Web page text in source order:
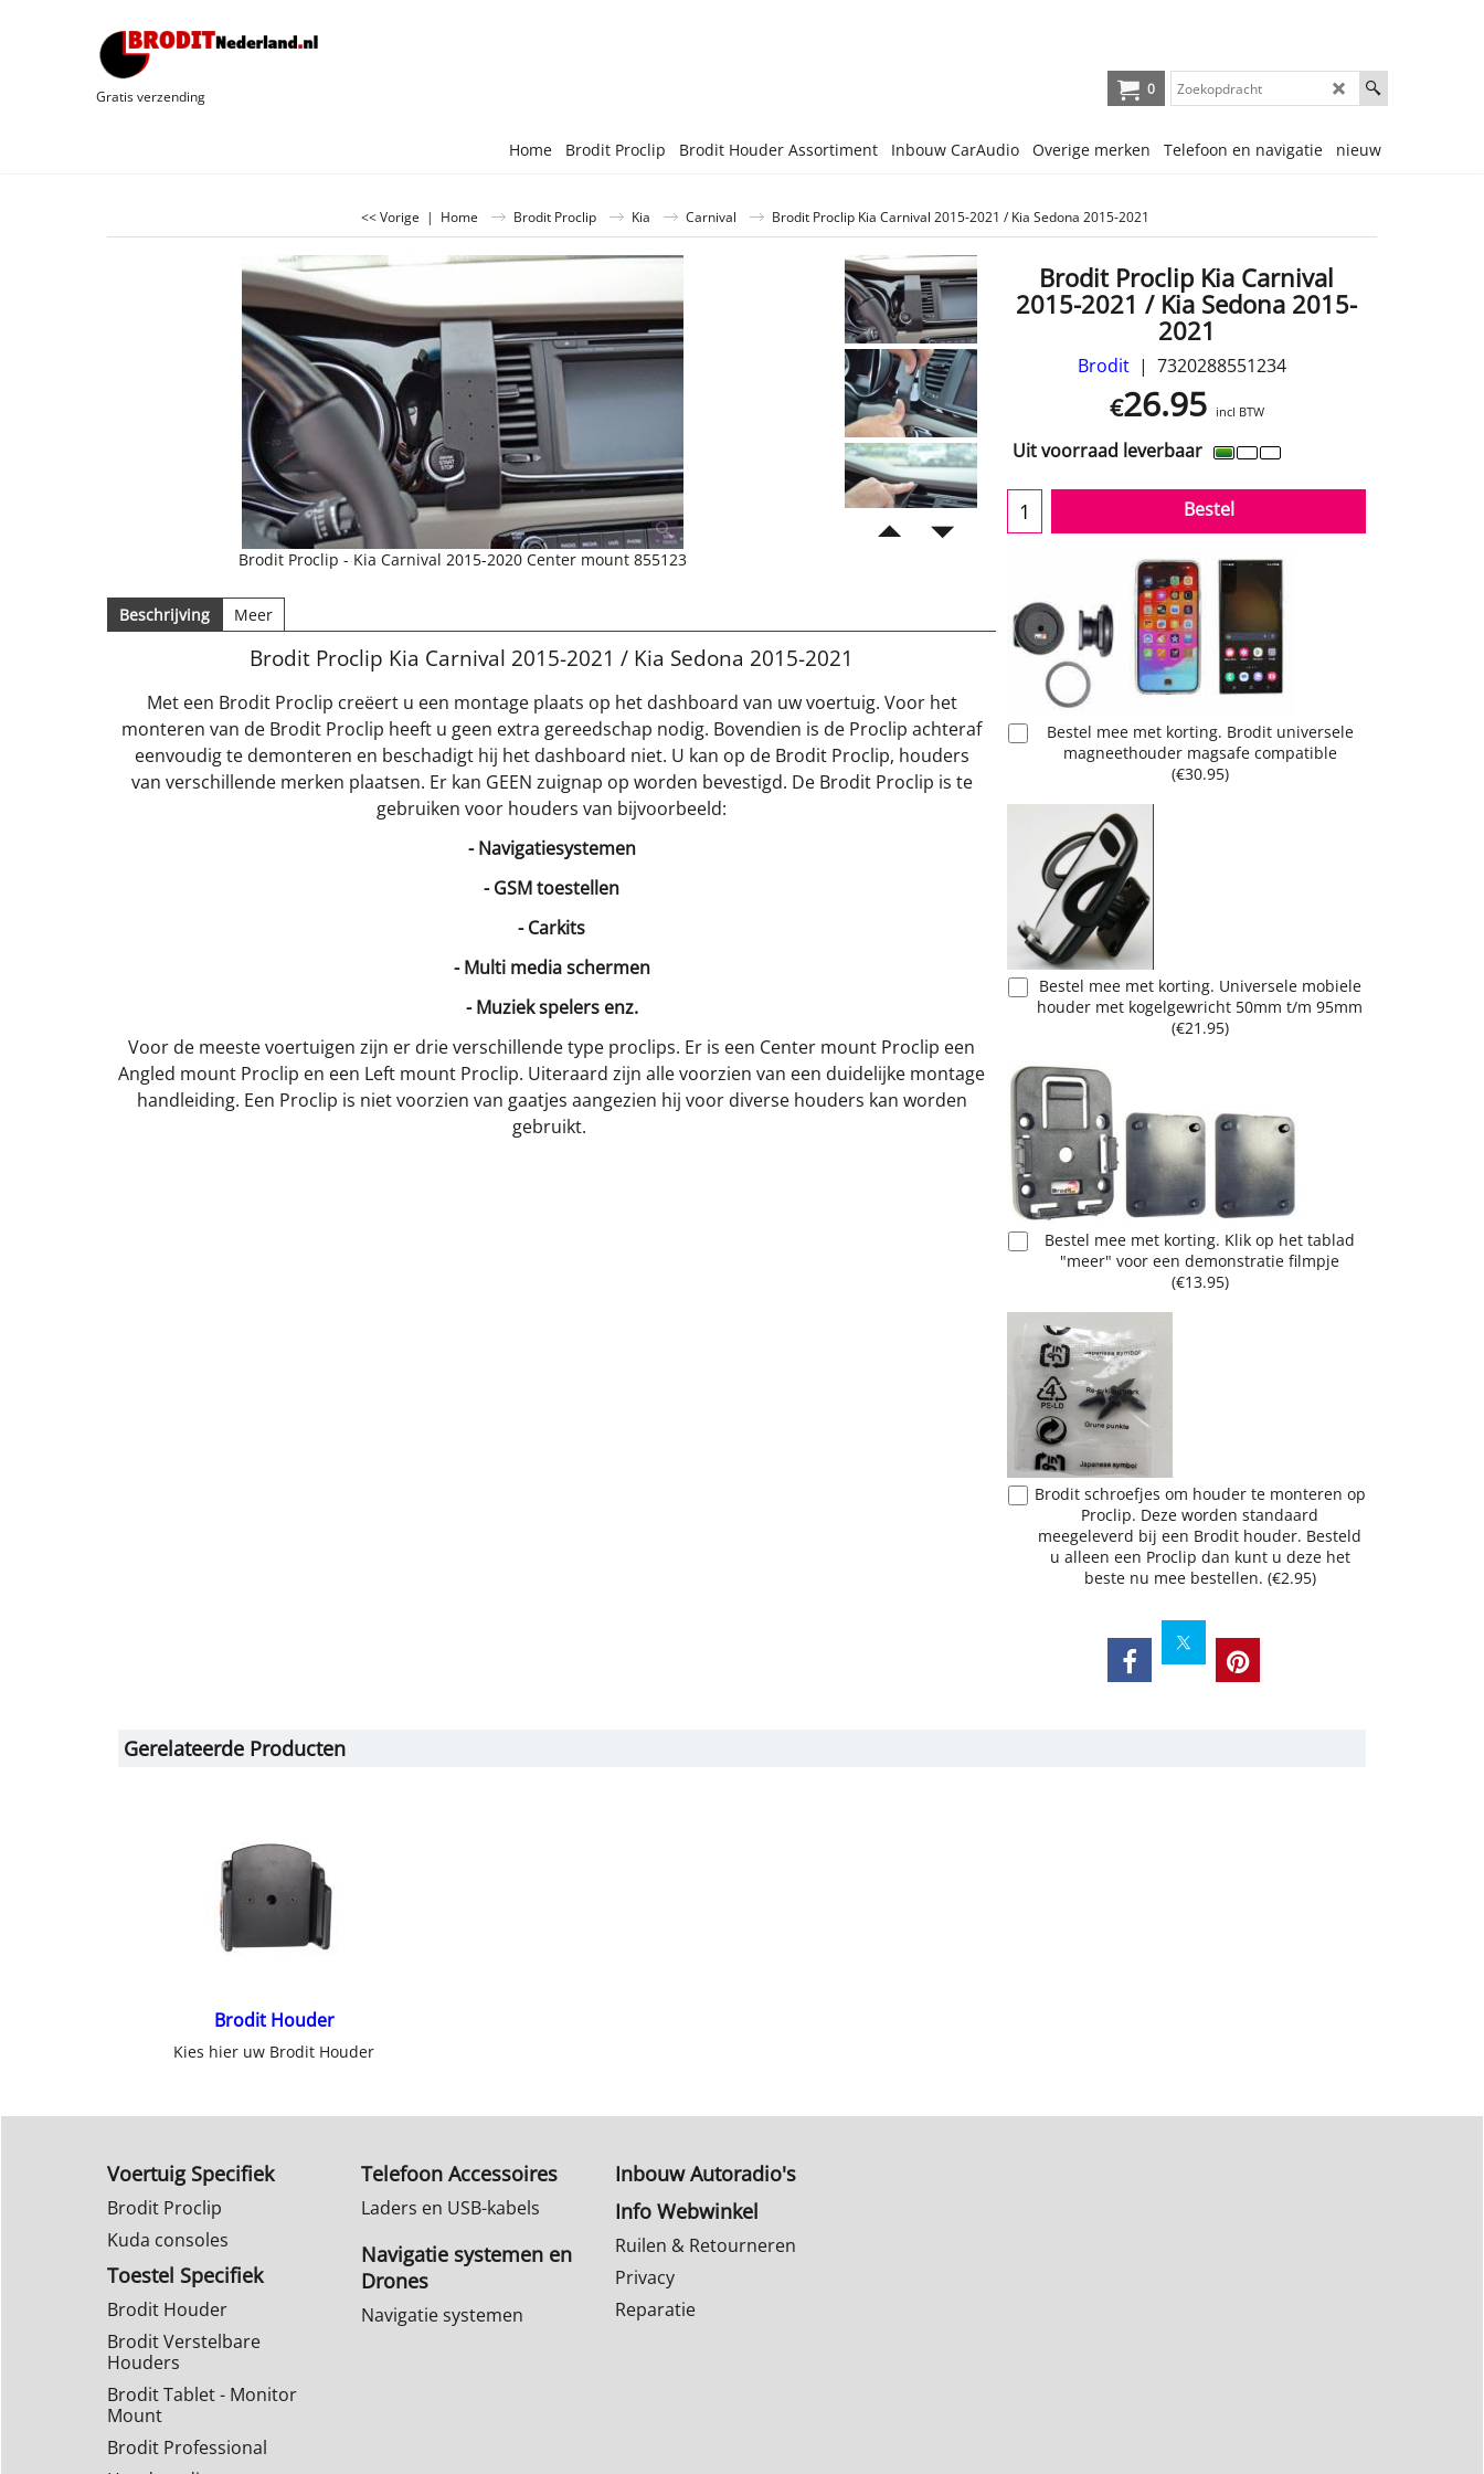
Gratis verzending 0
Home Brodit Proclip Brodit Houder Assortiment Inbouw CarAudio Overige merken Telefoon en navigatie nieuw
<< Vorige | Home Brodit Proclip Kia Carnival Brodit Proclip Kia Carnival 2015-2021 / Kia Sedona 2015-2021
Brodit Proclip - Kia Carnival 2015-2020 Center mount 855123
Brodit Proclip Kia Carnival
2015-2021 / Kia Sedona 2015-
2021
Brodit 7320288551234
€26.95 incl BTW
Uit voorraad leverbaar
Bestel
Bestel mee met korting. Brodit universele
magneethouder magsafe compatible
(€30.95)
Bestel mee met korting. Universele mobiele
houder met kogelgewricht 50mm t/m 95mm
(€21.95)
Bestel mee met korting. Klik op het tablad
"meer" voor een demonstratie filmpje
(€13.95)
Brodit schroefjes om houder te monteren op
Proclip. Deze worden standaard
meegeleverd bij een Brodit houder. Besteld
u alleen een Proclip dan kunt u deze het
beste nu mee bestellen. (€2.95)
Beschrijving Meer
Brodit Proclip Kia Carnival 2015-2021 / Kia Sedona 2015-2021
Met een Brodit Proclip creëert u een montage plaats op het dashboard van uw voertuig. Voor het
monteren van de Brodit Proclip heeft u geen extra gereedschap nodig. Bovendien is de Proclip achteraf
eenvoudig te demonteren en beschadigt hij het dashboard niet. U kan op de Brodit Proclip, houders
van verschillende merken plaatsen. Er kan GEEN zuignap op worden bevestigd. De Brodit Proclip is te
gebruiken voor houders van bijvoorbeeld:
- Navigatiesystemen
- GSM toestellen
- Carkits
- Multi media schermen
- Muziek spelers enz.
Voor de meeste voertuigen zijn er drie verschillende type proclips. Er is een Center mount Proclip een
Angled mount Proclip en een Left mount Proclip. Uiteraard zijn alle voorzien van een duidelijke montage
handleiding. Een Proclip is niet voorzien van gaatjes aangezien hij voor diverse houders kan worden
gebruikt.
Gerelateerde Producten
Brodit Houder
Kies hier uw Brodit Houder
Voertuig Specifiek
Brodit Proclip
Kuda consoles
Toestel Specifiek
Brodit Houder
Brodit Verstelbare
Houders
Brodit Tablet - Monitor
Mount
Brodit Professional
Telefoon Accessoires
Laders en USB-kabels
Navigatie systemen en
Drones
Navigatie systemen
Inbouw Autoradio's
Info Webwinkel
Ruilen & Retourneren
Privacy
Reparatie